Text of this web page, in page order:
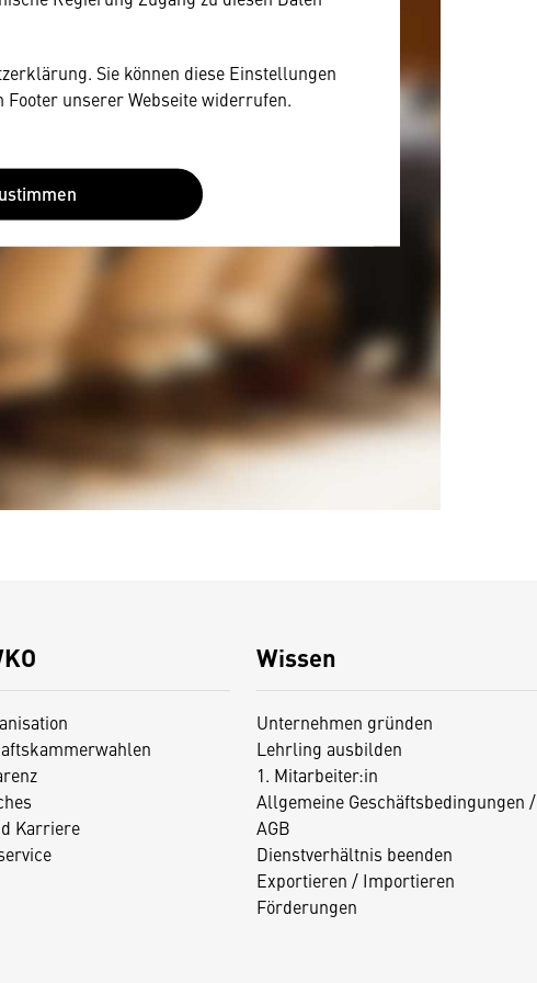
Sie können diese Einstellungen
unserer Webseite widerrufen.
Karriere
Wissen
Unternehmen gründen
Lehrling ausbilden
1. Mitarbeiter:in
Allgemeine Geschäftsbedingungen /
AGB
Dienstverhältnis beenden
Exportieren / Importieren
Förderungen